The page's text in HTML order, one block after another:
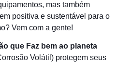
mas também
positiva e sustentável para o
Vem com a gente!
que Faz bem ao planeta
Volátil) protegem seus